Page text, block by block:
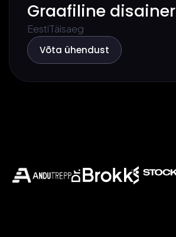
Graafiline disainer
EestiTäisaeg
Võta ühendust